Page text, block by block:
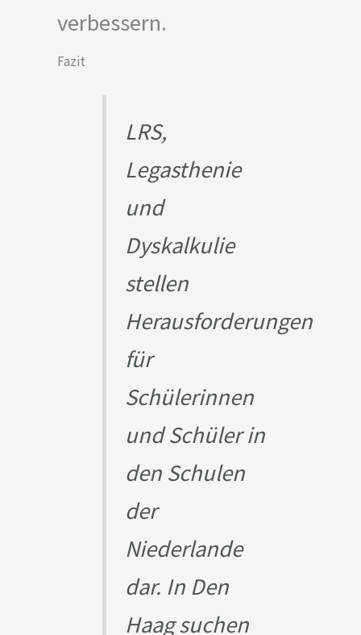
verbessern.
Fazit
LRS,
Legasthenie
und
Dyskalkulie
stellen
Herausforderungen
für
Schülerinnen
und Schüler in
den Schulen
der
Niederlande
dar. In Den
Haag suchen